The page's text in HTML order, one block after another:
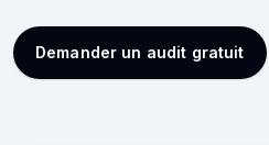
Demander un audit gratuit